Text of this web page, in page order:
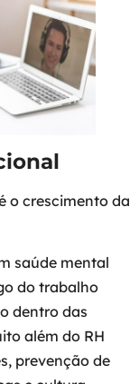
o crescimento da
saúde mental
do trabalho
dentro das
além do RH
prevenção de